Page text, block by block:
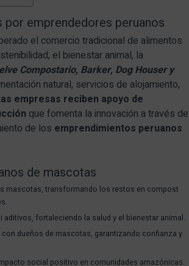
emprendedores peruanos
el comercio tradicional de alimentos
el bienestar animal, la
Compostario, Barker, Dog Houser y
natural, servicios de alojamiento,
empresas reciben apoyo de
que fomenta la innovación a través de
de los emprendimientos peruanos
de mascotas
mascotas, transformando los restos en compost
fortaleciendo la salud y el bienestar animal.
dueños de mascotas, garantizando confianza y
social positivo en comunidades amazónicas.